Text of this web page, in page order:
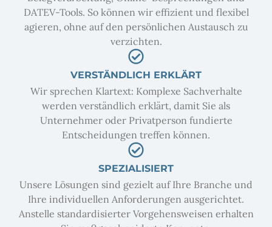
DATEV-Tools. So können wir effizient und flexibel
agieren, ohne auf den persönlichen Austausch zu
verzichten.
VERSTÄNDLICH ERKLÄRT
Wir sprechen Klartext: Komplexe Sachverhalte
werden verständlich erklärt, damit Sie als
Unternehmer oder Privatperson fundierte
Entscheidungen treffen können.
SPEZIALISIERT
Unsere Lösungen sind gezielt auf Ihre Branche und
Ihre individuellen Anforderungen ausgerichtet.
Anstelle standardisierter Vorgehensweisen erhalten